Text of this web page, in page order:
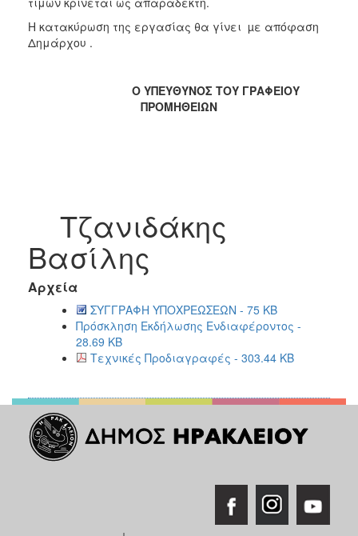
Η κατακύρωση της εργασίας θα γίνει µε απόφαση
Δημάρχου .
Ο ΥΠΕΥΘΥΝΟΣ ΤΟΥ ΓΡΑΦΕΙΟΥ
ΠΡΟΜΗΘΕΙΩΝ
Τζανιδάκης
Βασίλης
Αρχεία
ΣΥΓΓΡΑΦΗ ΥΠΟΧΡΕΩΣΕΩΝ - 75 KB
Πρόσκληση Εκδήλωσης Ενδιαφέροντος -
28.69 KB
Τεχνικές Προδιαγραφές - 303.44 KB